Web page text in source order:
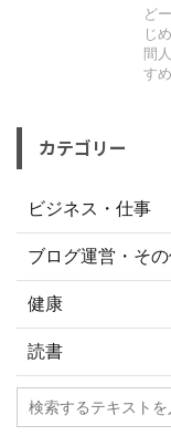
ど
じ
間
す
カテゴリー
ビジネス・仕事
ブログ運営・そ
健康
読書